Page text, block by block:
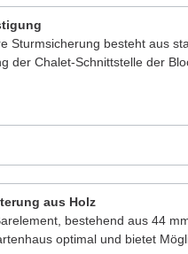
Sturmsicherung besteht aus
der Chalet-Schnittstelle der
aus Holz
bestehend aus 44
optimal und bietet